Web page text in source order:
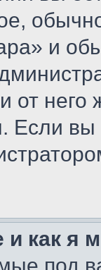
и
от него
Если
и как я